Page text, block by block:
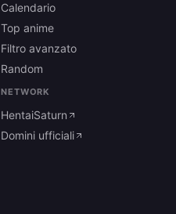
Calendario
Top anime
Filtro avanzato
Random
NETWORK
HentaiSaturn
Domini ufficiali